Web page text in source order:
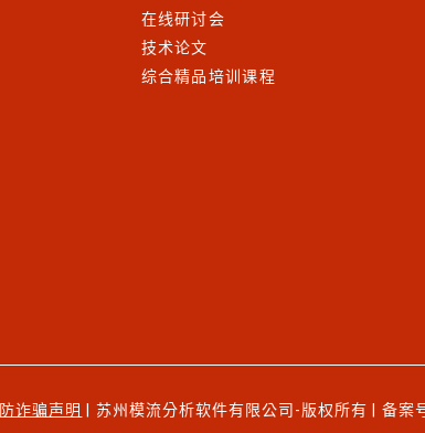
在线研讨会
技术论文
综合精品培训课程
防诈骗声明 | 苏州模流分析软件有限公司-版权所有 | 备案